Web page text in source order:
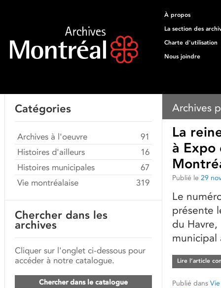
À propos
La section des
Charte d'utilisation
Nous joindre
Archives
La
à Expo
Publié le 29
Le
présente
du
municipal
Lire l’article
Publié dans
Catégories
Archives à l'oeuvre
91
Histoires d'ailleurs
16
Histoires municipales
67
Vie montréalaise
319
Chercher dans les
archives
Cliquer sur l'onglet ci-dessous pour
accéder à notre catalogue.
Chercher dans le catalogue